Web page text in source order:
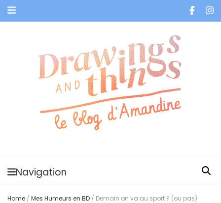
Navigation
Home / Mes Humeurs en BD / Demain on va au sport ? (ou pas)